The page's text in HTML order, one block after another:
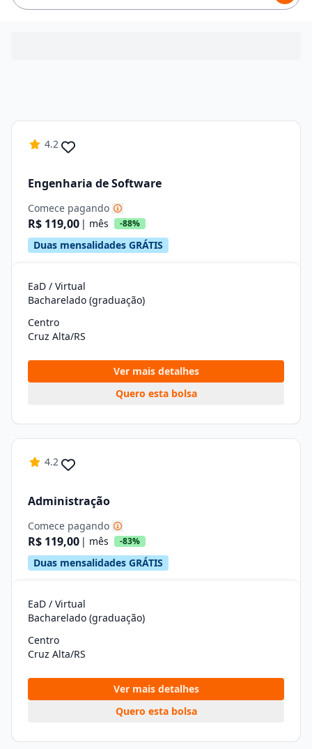
4.2
Engenharia de Software
Comece pagando
R$ 119,00 | mês -88%
Duas mensalidades GRÁTIS
EaD / Virtual
Bacharelado (graduação)
Centro
Cruz Alta/RS
Ver mais detalhes
Quero esta bolsa
4.2
Administração
Comece pagando
R$ 119,00 | mês -83%
Duas mensalidades GRÁTIS
EaD / Virtual
Bacharelado (graduação)
Centro
Cruz Alta/RS
Ver mais detalhes
Quero esta bolsa